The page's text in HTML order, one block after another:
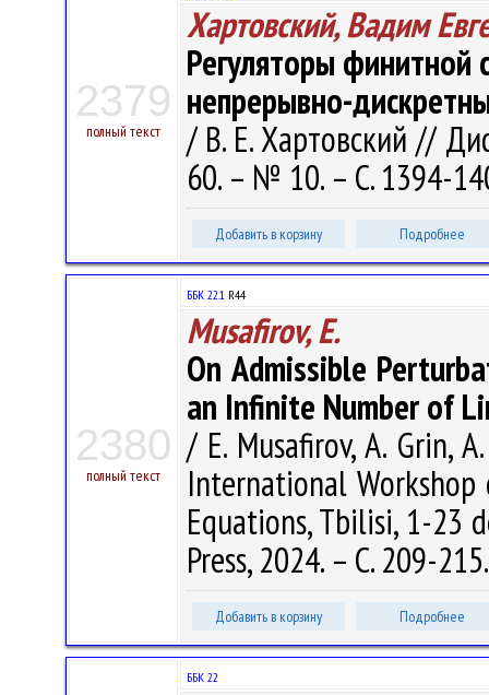
2379
полный текст
Хартовский, Вадим
Регуляторы финитной
непрерывно-
/ В. Е. Хартовский //
60. – № 10. – С. 1394-
Добавить в корзину Подробнее
2380
полный текст
ББК 22.1 R44
Musafirov, E.
On Admissible
an Infinite Number of
/ E. Musafirov, A. Grin,
International
Equations, Tbilisi, 1-23
Press, 2024. – С. 209-
Добавить в корзину Подробнее
ББК 22